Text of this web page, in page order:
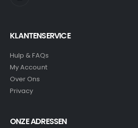
KLANTENSERVICE
Hulp & FAQs
My Account
Over Ons
Privacy
ONZE ADRESSEN